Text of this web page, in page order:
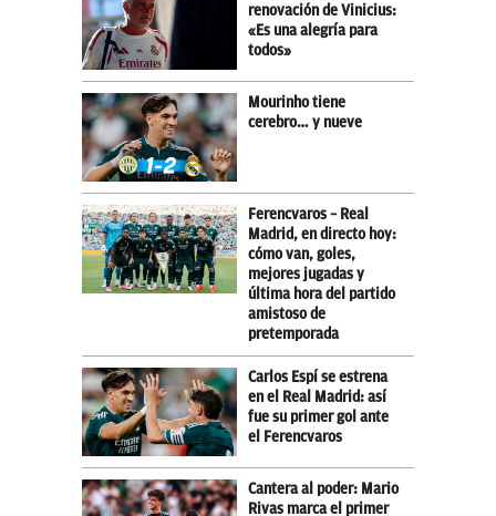
renovación de Vinicius:
«Es una alegría para
todos»
Mourinho tiene
cerebro… y nueve
Ferencvaros – Real
Madrid, en directo hoy:
cómo van, goles,
mejores jugadas y
última hora del partido
amistoso de
pretemporada
Carlos Espí se estrena
en el Real Madrid: así
fue su primer gol ante
el Ferencvaros
Cantera al poder: Mario
Rivas marca el primer